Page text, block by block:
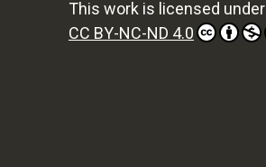
This work is licensed under
CC BY-NC-ND 4.0